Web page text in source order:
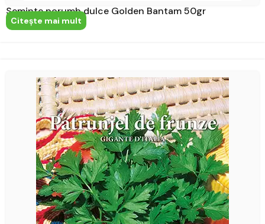
Seminte porumb dulce Golden Bantam 50gr
Citeşte mai mult